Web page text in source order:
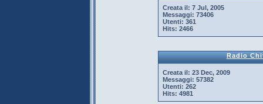
Creata il: 7 Jul, 2005
Messaggi: 73406
Utenti: 361
Hits: 2466
Radio
Creata il: 23 Dec, 2009
Messaggi: 57382
Utenti: 262
Hits: 4981